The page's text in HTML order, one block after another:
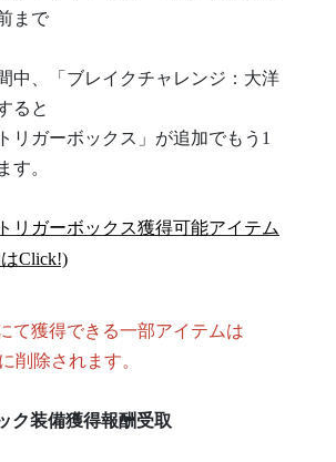
まで
中、「ブレイクチャレンジ：大洋
ると
リガーボックス」が追加でもう1
す。
リガーボックス獲得可能アイテム
Click!)
て獲得できる一部アイテムは
削除されます。
ク装備獲得報酬受取